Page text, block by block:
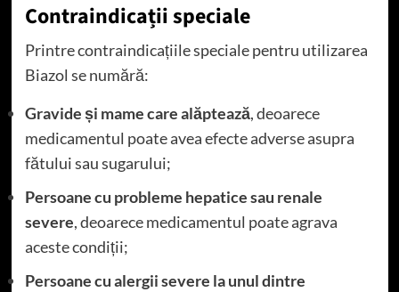
Contraindicații speciale
Printre contraindicațiile speciale pentru utilizarea
Biazol se numără:
Gravide și mame care alăptează, deoarece
medicamentul poate avea efecte adverse asupra
fătului sau sugarului;
Persoane cu probleme hepatice sau renale
severe, deoarece medicamentul poate agrava
aceste condiții;
Persoane cu alergii severe la unul dintre